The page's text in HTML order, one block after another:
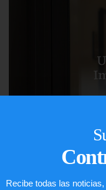
Comunistas
LEER ARTÍCULO...
Recibe todas las